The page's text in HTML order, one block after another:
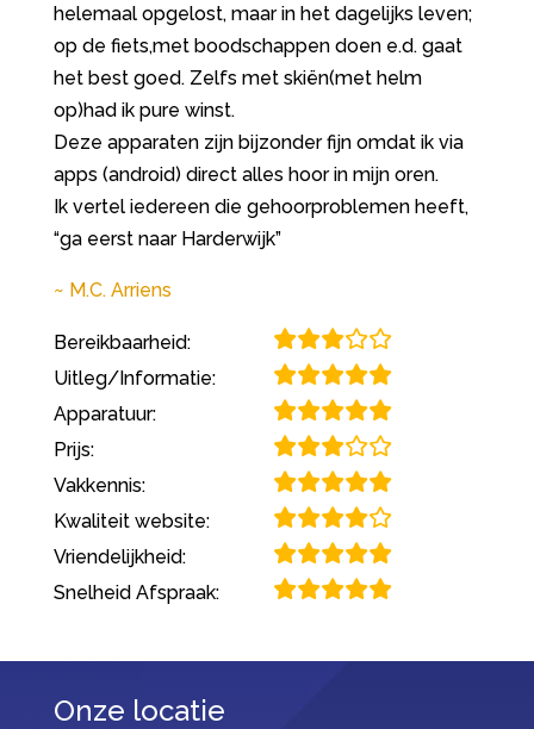
helemaal opgelost, maar in het dagelijks leven;
op de fiets,met boodschappen doen e.d. gaat
het best goed. Zelfs met skiën(met helm
op)had ik pure winst.
Deze apparaten zijn bijzonder fijn omdat ik via
apps (android) direct alles hoor in mijn oren.
Ik vertel iedereen die gehoorproblemen heeft,
“ga eerst naar Harderwijk”
M.C. Arriens
Bereikbaarheid:
Uitleg/Informatie:
Apparatuur:
Prijs:
Vakkennis:
Kwaliteit website:
Vriendelijkheid:
Snelheid Afspraak:
Onze locatie